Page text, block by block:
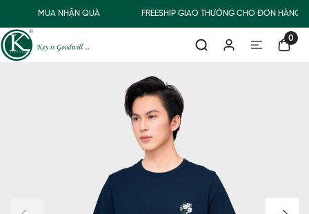
MUA NHẬN QUÀ FREESHIP GIAO THƯỜNG CHO ĐƠN HÀNG
0